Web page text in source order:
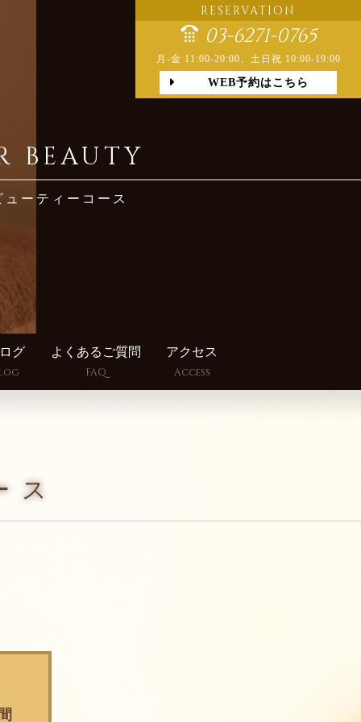
BEAUTY
ューティーコース
グ よくあるご質問
FAQ
アクセス
Access
ス
RESERVATION
03-6271-0765
月-金 11:00-20:00、土日祝 10:00-19:00
WEB予約はこちら